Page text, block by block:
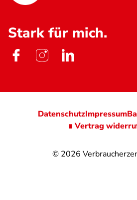
Stark für mich.
© 2026
DatenschutzImpressum
∎ Vertrag